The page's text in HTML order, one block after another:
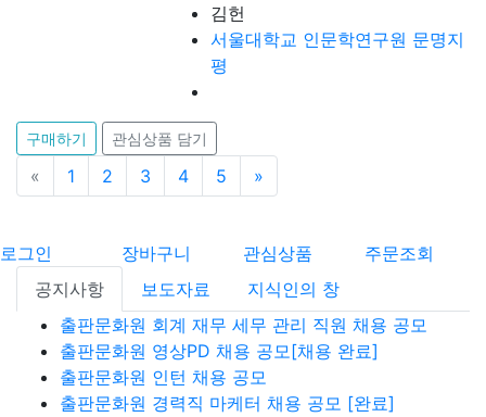
김헌
서울대학교 인문학연구원 문명지
평
구매하기 관심상품 담기
« 이전
1 2 3 4 5 »
로그인 장바구니 관심상품
주문조회
공지사항
보도자료
지식인의 창
출판문화원 회계 재무 세무 관리 직원 채용 공모
출판문화원 영상PD 채용 공모[채용 완료]
출판문화원 인턴 채용 공모
출판문화원 경력직 마케터 채용 공모 [완료]